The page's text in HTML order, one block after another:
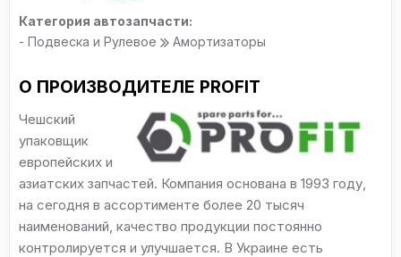
Категория автозапчасти:
- Подвеска и Рулевое
Амортизаторы
О ПРОИЗВОДИТЕЛЕ PROFIT
Чешский
упаковщик
европейских и
азиатских запчастей. Компания основана в 1993 году,
на сегодня в ассортименте более 20 тысяч
наименований, качество продукции постоянно
контролируется и улучшается. В Украине есть